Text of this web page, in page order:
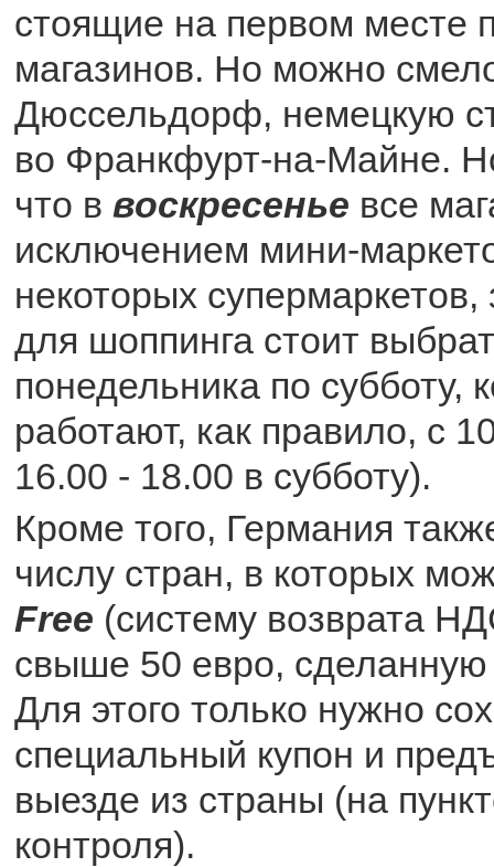
стоящие на первом месте
магазинов. Но можно
Дюссельдорф, немецкую
во Франкфурт-на-Майне.
что в воскресенье все
исключением мини-
некоторых
для шоппинга стоит
понедельника по субботу,
работают, как правило, с
16.00 - 18.00 в субботу).
Кроме того, Германия
числу стран, в которых
Free (систему возврата
свыше 50 евро,
Для этого только нужно
специальный купон и
выезде из страны (на
контроля).